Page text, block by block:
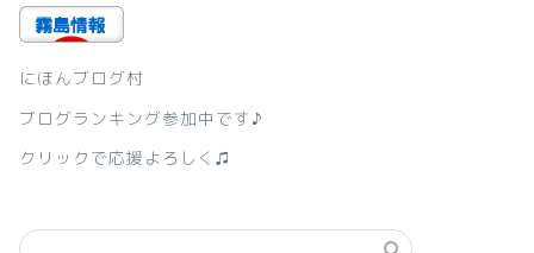
にほんブログ村
ブログランキング参加中です♪
クリックで応援よろしく♫